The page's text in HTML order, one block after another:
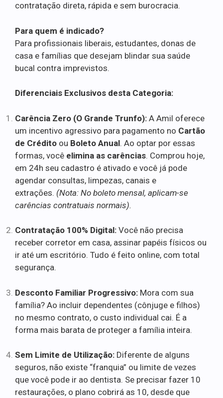
contratação direta, rápida e sem burocracia.
Para quem é indicado?
Para profissionais liberais, estudantes, donas de
casa e famílias que desejam blindar sua saúde
bucal contra imprevistos.
Diferenciais Exclusivos desta Categoria:
Carência Zero (O Grande Trunfo): A Amil oferece
um incentivo agressivo para pagamento no Cartão
de Crédito ou Boleto Anual. Ao optar por essas
formas, você elimina as carências. Comprou hoje,
em 24h seu cadastro é ativado e você já pode
agendar consultas, limpezas, canais e
extrações. (Nota: No boleto mensal, aplicam-se
carências contratuais normais).
Contratação 100% Digital: Você não precisa
receber corretor em casa, assinar papéis físicos ou
ir até um escritório. Tudo é feito online, com total
segurança.
Desconto Familiar Progressivo: Mora com sua
família? Ao incluir dependentes (cônjuge e filhos)
no mesmo contrato, o custo individual cai. É a
forma mais barata de proteger a família inteira.
Sem Limite de Utilização: Diferente de alguns
seguros, não existe “franquia” ou limite de vezes
que você pode ir ao dentista. Se precisar fazer 10
restaurações, o plano cobrirá as 10, desde que